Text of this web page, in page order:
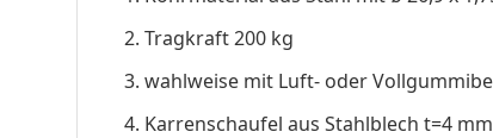
Tragkraft 200 kg
wahlweise mit Luft- oder
Karrenschaufel aus Stahlblech t=4 mm